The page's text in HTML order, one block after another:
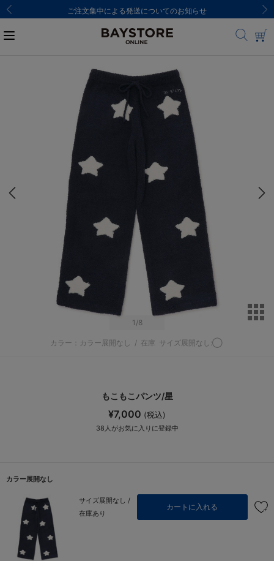
ご注文集中による発送についてのお知らせ
1 /8
カラー：カラー展開なし / 在庫 サイズ展開なし:◯
もこもこパンツ/星
¥7,000 (税込)
38 人がお気に入りに登録中
カラー展開なし
サイズ展開なし /
在庫あり
カートに入れる